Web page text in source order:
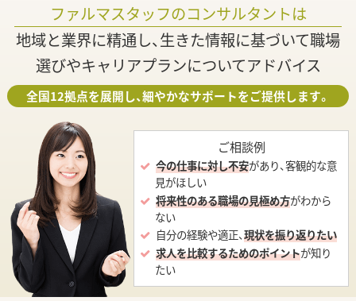
ファルマスタッフのコンサルタントは
地域と業界に精通し、生きた情報に基づいて職場
選びやキャリアプランについてアドバイス
全国12拠点を展開し、細やかなサポートをご提供します。
ご相談例
今の仕事に対し不安があり、客観的な意
見がほしい
将来性のある職場の見極め方がわから
ない
自分の経験や適正、現状を振り返りたい
求人を比較するためのポイントが知り
たい